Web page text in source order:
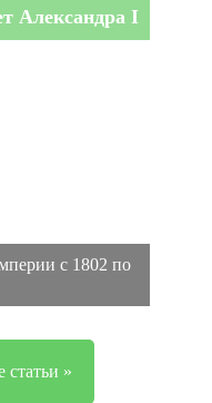
Александра I
с 1802 по
статьи »